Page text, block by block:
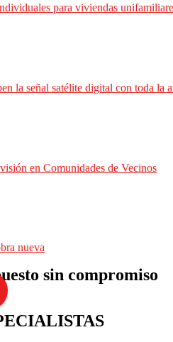
para viviendas
la señal satélite digital con toda la
en Comunidades de Vecinos
nueva
sin compromiso